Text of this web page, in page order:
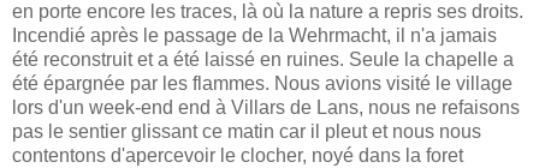
en porte encore les traces, là où la nature a repris ses droits.
Incendié après le passage de la Wehrmacht, il n'a jamais
été reconstruit et a été laissé en ruines. Seule la chapelle a
été épargnée par les flammes. Nous avions visité le village
lors d'un week-end end à Villars de Lans, nous ne refaisons
pas le sentier glissant ce matin car il pleut et nous nous
contentons d'apercevoir le clocher, noyé dans la foret